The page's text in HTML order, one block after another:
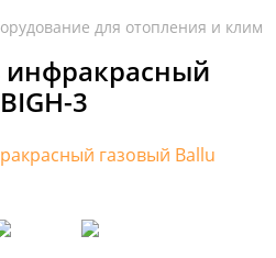
для отопления и
инфракрасный
3